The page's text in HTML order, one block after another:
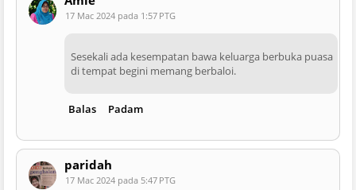
17 Mac 2024 pada 1:57 PTG
Sesekali ada kesempatan bawa keluarga berbuka puasa
di tempat begini memang berbaloi.
Balas Padam
paridah
17 Mac 2024 pada 5:47 PTG